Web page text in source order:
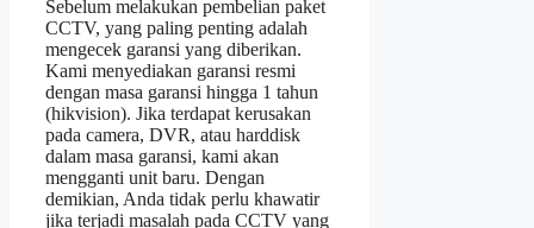
Sebelum melakukan pembelian paket
CCTV, yang paling penting adalah
mengecek garansi yang diberikan.
Kami menyediakan garansi resmi
dengan masa garansi hingga 1 tahun
(hikvision). Jika terdapat kerusakan
pada camera, DVR, atau harddisk
dalam masa garansi, kami akan
mengganti unit baru. Dengan
demikian, Anda tidak perlu khawatir
jika terjadi masalah pada CCTV yang